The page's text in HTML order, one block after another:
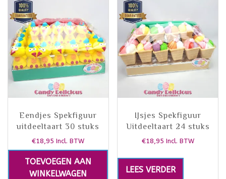
Eendjes Spekfiguur
uitdeeltaart 30 stuks
€18,95 Incl. BTW
TOEVOEGEN AAN
WINKELWAGEN
IJsjes Spekfiguur
Uitdeeltaart 24 stuks
€18,95 Incl. BTW
LEES VERDER